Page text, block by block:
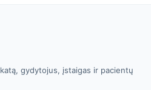
gydytojus, įstaigas ir pacientų